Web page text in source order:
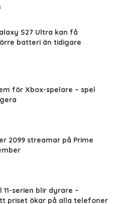
S27 Ultra kan få
batteri än tidigare
för Xbox-spelare – spel
2099 streamar på Prime
11-serien blir dyrare –
priset ökar på alla telefoner